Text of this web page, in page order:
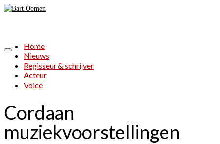
Home
Nieuws
Regisseur & schrijver
Acteur
Voice
Cordaan
muziekvoorstellingen